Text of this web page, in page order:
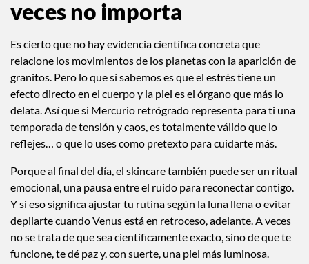
veces no importa
Es cierto que no hay evidencia científica concreta que
relacione los movimientos de los planetas con la aparición de
granitos. Pero lo que sí sabemos es que el estrés tiene un
efecto directo en el cuerpo y la piel es el órgano que más lo
delata. Así que si Mercurio retrógrado representa para ti una
temporada de tensión y caos, es totalmente válido que lo
reflejes… o que lo uses como pretexto para cuidarte más.
Porque al final del día, el skincare también puede ser un ritual
emocional, una pausa entre el ruido para reconectar contigo.
Y si eso significa ajustar tu rutina según la luna llena o evitar
depilarte cuando Venus está en retroceso, adelante. A veces
no se trata de que sea científicamente exacto, sino de que te
funcione, te dé paz y, con suerte, una piel más luminosa.